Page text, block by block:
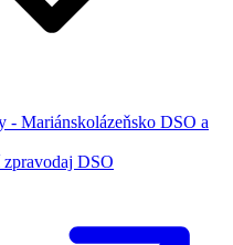
- Mariánskolázeňsko DSO a
DSO